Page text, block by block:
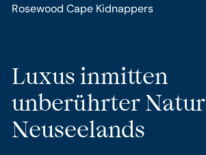
Rosewood Cape Kidnappers
Luxus inmitten
unberührter Natur
Neuseelands